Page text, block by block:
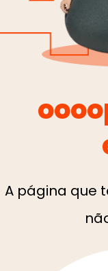
A página que